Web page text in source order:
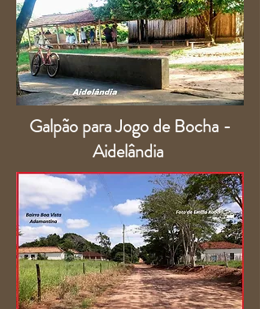
Galpão para Jogo de Bocha -
Aidelândia